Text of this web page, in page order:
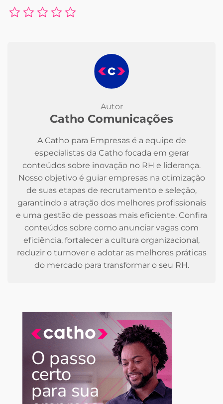
Autor
Catho Comunicações
A Catho para Empresas é a equipe de
especialistas da Catho focada em gerar
conteúdos sobre inovação no RH e liderança.
Nosso objetivo é guiar empresas na otimização
de suas etapas de recrutamento e seleção,
garantindo a atração dos melhores profissionais
e uma gestão de pessoas mais eficiente. Confira
conteúdos sobre como anunciar vagas com
eficiência, fortalecer a cultura organizacional,
reduzir o turnover e adotar as melhores práticas
do mercado para transformar o seu RH.